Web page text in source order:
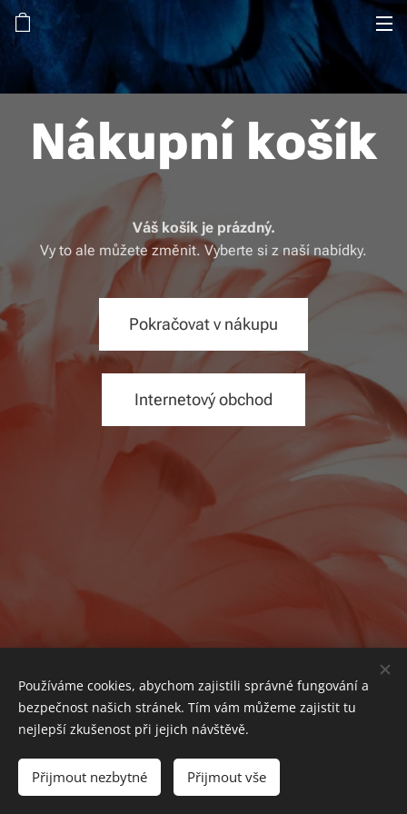
Nákupní košík
Váš košík je prázdný.
Vy to ale můžete změnit. Vyberte si z naší nabídky.
Pokračovat v nákupu
Internetový obchod
© 2024 Sunny Days - záchranná stanice z.s. | Všechna práva
vyhrazena
Cookies
Používáme cookies, abychom zajistili správné fungování a
bezpečnost našich stránek. Tím vám můžeme zajistit tu
nejlepší zkušenost při jejich návštěvě.
Přijmout nezbytné Přijmout vše